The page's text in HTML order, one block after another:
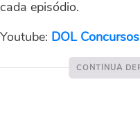
cada episódio.
Youtube: DOL Concursos